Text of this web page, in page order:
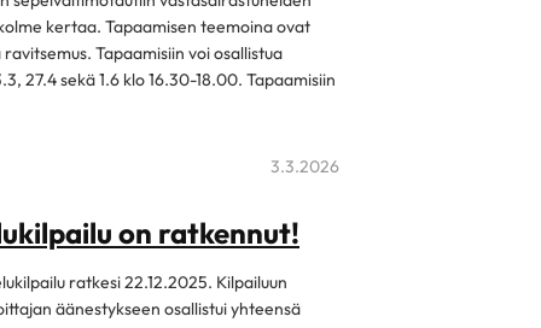
kertaa. Tapaamisen teemoina ovat
Tapaamisiin voi osallistua
27.4 sekä 1.6 klo 16.30-18.00. Tapaamisiin
3.3.2026
on ratkennut!
ratkesi 22.12.2025. Kilpailuun
äänestykseen osallistui yhteensä